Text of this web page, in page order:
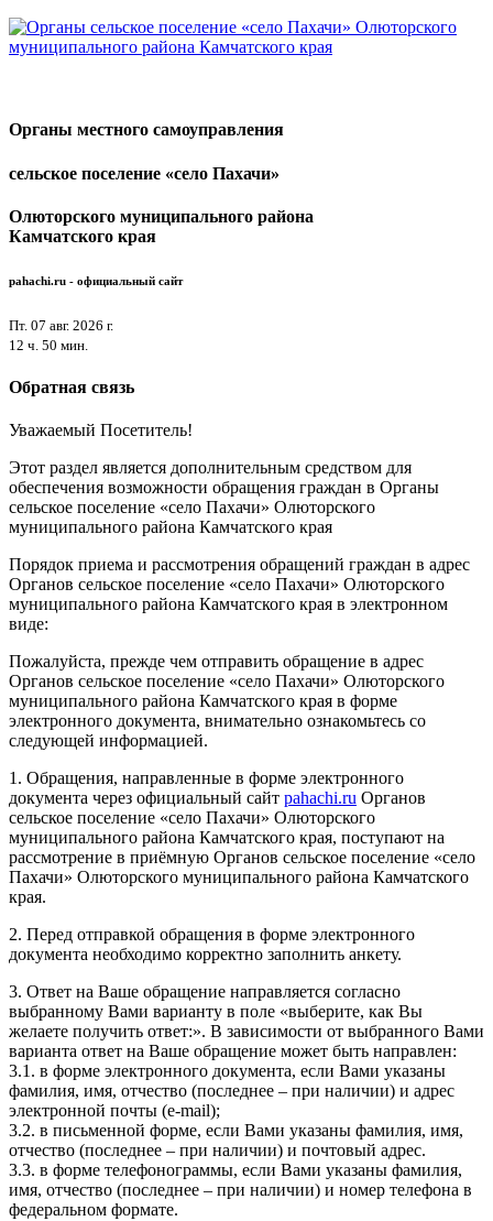
Органы местного самоуправления
сельское поселение «село Пахачи»
Олюторского муниципального района
Камчатского края
pahachi.ru - официальный сайт
Пт. 07 авг. 2026 г.
12 ч. 50 мин.
Обратная связь
Уважаемый Посетитель!
Этот раздел является дополнительным средством для
обеспечения возможности обращения граждан в Органы
сельское поселение «село Пахачи» Олюторского
муниципального района Камчатского края
Порядок приема и рассмотрения обращений граждан в адрес
Органов сельское поселение «село Пахачи» Олюторского
муниципального района Камчатского края в электронном
виде:
Пожалуйста, прежде чем отправить обращение в адрес
Органов сельское поселение «село Пахачи» Олюторского
муниципального района Камчатского края в форме
электронного документа, внимательно ознакомьтесь со
следующей информацией.
1. Обращения, направленные в форме электронного
документа через официальный сайт pahachi.ru Органов
сельское поселение «село Пахачи» Олюторского
муниципального района Камчатского края, поступают на
рассмотрение в приёмную Органов сельское поселение «село
Пахачи» Олюторского муниципального района Камчатского
края.
2. Перед отправкой обращения в форме электронного
документа необходимо корректно заполнить анкету.
3. Ответ на Ваше обращение направляется согласно
выбранному Вами варианту в поле «выберите, как Вы
желаете получить ответ:». В зависимости от выбранного Вами
варианта ответ на Ваше обращение может быть направлен:
3.1. в форме электронного документа, если Вами указаны
фамилия, имя, отчество (последнее – при наличии) и адрес
электронной почты (e-mail);
3.2. в письменной форме, если Вами указаны фамилия, имя,
отчество (последнее – при наличии) и почтовый адрес.
3.3. в форме телефонограммы, если Вами указаны фамилия,
имя, отчество (последнее – при наличии) и номер телефона в
федеральном формате.